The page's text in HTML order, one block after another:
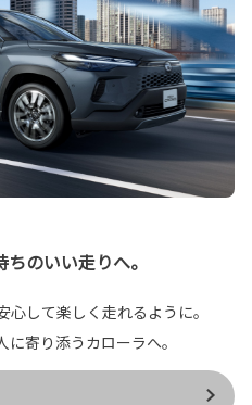
のいい走りへ。
して楽しく走れるように。
寄り添うカローラへ。